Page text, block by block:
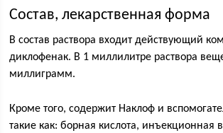
Состав, лекарственная форма
В состав раствора входит действующий
диклофенак. В 1 миллилитре раствора
миллиграмм.
Кроме того, содержит Наклоф и
такие как: борная кислота, инъекционная